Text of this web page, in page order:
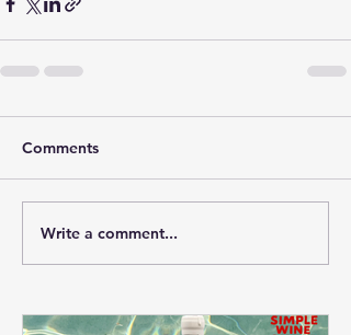
Comments
Write a comment...